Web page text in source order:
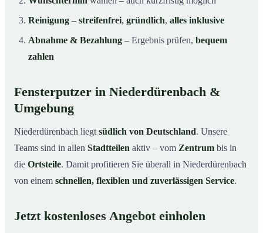
Reinigung – streifenfrei, gründlich, alles inklusive
Abnahme & Bezahlung – Ergebnis prüfen, bequem
zahlen
Fensterputzer in Niederdürenbach &
Umgebung
Niederdürenbach liegt südlich von Deutschland. Unsere
Teams sind in allen Stadtteilen aktiv – vom Zentrum bis in
die Ortsteile. Damit profitieren Sie überall in Niederdürenbach
von einem schnellen, flexiblen und zuverlässigen Service.
Jetzt kostenloses Angebot einholen